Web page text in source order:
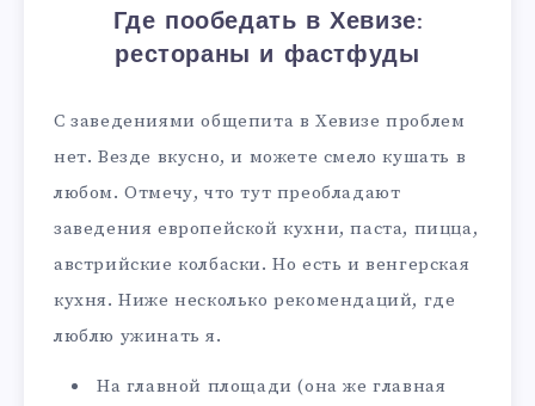
Где пообедать в Хевизе:
рестораны и фастфуды
С заведениями общепита в Хевизе проблем
нет. Везде вкусно, и можете смело кушать в
любом. Отмечу, что тут преобладают
заведения европейской кухни, паста, пицца,
австрийские колбаски. Но есть и венгерская
кухня. Ниже несколько рекомендаций, где
люблю ужинать я.
На главной площади (она же главная